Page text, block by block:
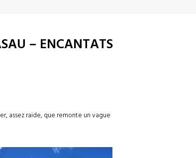
– ENCANTATS
assez raide, que remonte un vague